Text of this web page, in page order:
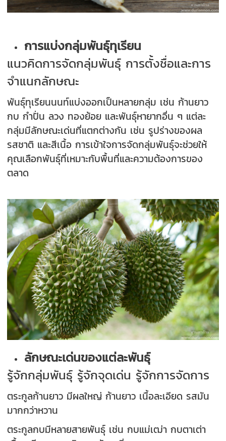
การแบ่งกลุ่มพันธุ์ทุเรียน
แนวคิดการจัดกลุ่มพันธุ์ การตั้งชื่อและการ
จำแนกลักษณะ
พันธุ์ทุเรียนนนท์แบ่งออกเป็นหลายกลุ่ม เช่น ก้านยาว
กบ กำปั่น ลวง ทองย้อย และพันธุ์หายากอื่น ๆ แต่ละ
กลุ่มมีลักษณะเด่นที่แตกต่างกัน เช่น รูปร่างของผล
รสชาติ และสีเนื้อ การเข้าใจการจัดกลุ่มพันธุ์จะช่วยให้
คุณเลือกพันธุ์ที่เหมาะกับพื้นที่และความต้องการของ
ตลาด
ลักษณะเด่นของแต่ละพันธุ์
รู้จักกลุ่มพันธุ์ รู้จักจุดเด่น รู้จักการจัดการ
ตระกูลก้านยาว มีผลใหญ่ ก้านยาว เนื้อละเอียด รสมัน
มากกว่าหวาน
ตระกูลกบมีหลายสายพันธุ์ เช่น กบแม่เฒ่า กบตาเต่า